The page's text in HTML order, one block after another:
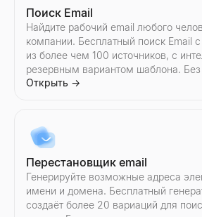
Сравнить инфлюенсеров
Сравните двух инфлюенсеров
Открыть
→
Сравнить инфлюенсеров
Сравните двух инфлюенсеров
Открыть
→
Поиск Email
Найдите рабочий email любого
компании. Бесплатный поиск Email
из более чем 100 источников, с
резервным вариантом шаблона. Без
Открыть →
Перестановщик email
Генерируйте возможные адреса
имени и домена. Бесплатный
создаёт более 20 вариаций для